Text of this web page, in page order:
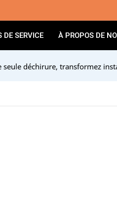
DE SERVICE À PROPOS DE
déchirure, transformez